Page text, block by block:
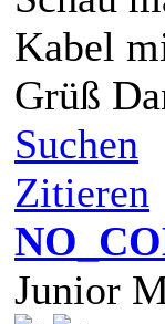
Kabel
Grüß
Suchen
Zitieren
Junior